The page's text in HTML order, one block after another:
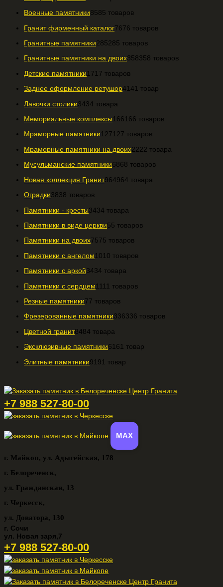
Военные памятники8585 товаров
Гранит фирменный каталог7676 товаров
Гранитные памятники285285 товаров
Гранитные памятники на двоих358358 товаров
Детские памятники 17 17 товаров
Заднее оформление ретушор4141 товар
Лавочки столики3434 товара
Мемориальные комплексы166166 товаров
Мраморные памятники127127 товаров
Мраморные памятники на двоих2222 товара
Мусульманские памятники6868 товаров
Новая коллекция Гранит964964 товара
Оградки3838 товаров
Памятники - кресты3434 товара
Памятники в виде церкви55 товаров
Памятники на двоих7575 товаров
Памятники с ангелом 10 10 товаров
Памятники с аркой3434 товара
Памятники с сердцем 11 11 товаров
Резные памятники77 товаров
Фрезерованные памятники336336 товаров
Цветной гранит8484 товара
Эксклюзивные памятники6161 товар
Элитные памятники91 91 товар
+7 988 527-80-00
MAX
г. Майкоп, ул. Адыгейская, 178
г. Белореченск,
ул. Гражданская, 13
г. Черкесск,
ул. Доватора, 130
г. Сочи
ул. Новая заря,7
+7 988 527-80-00